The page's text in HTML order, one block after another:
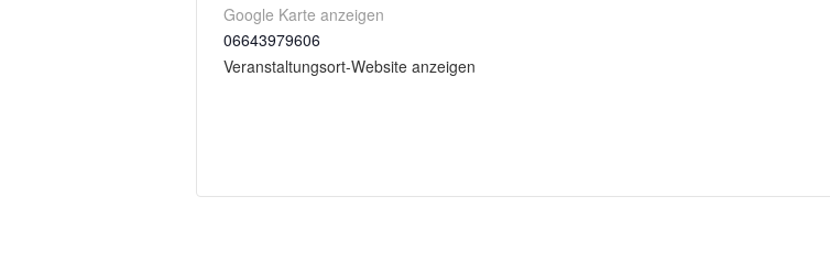
Google Karte anzeigen
06643979606
Veranstaltungsort-Website anzeigen